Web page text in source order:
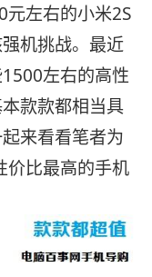
左右的小米2S
机挑战。最近
左右的高性
款款都相当具
来看看笔者为
价比最高的手机